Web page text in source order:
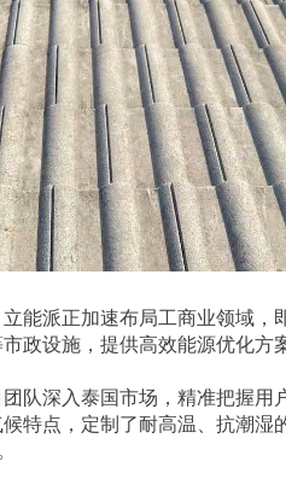
能派正加速布局工商业领域，
政设施，提供高效能源优化方
队深入泰国市场，精准把握用
特点，定制了耐高温、抗潮湿